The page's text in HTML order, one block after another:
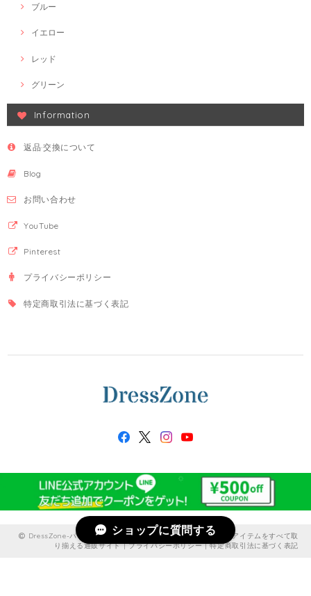
ブルー
イエロー
レッド
グリーン
Information
返品·交換について
Blog
お問い合わせ
YouTube
Pinterest
プライバシーポリシー
特定商取引法に基づく表記
DressZone-パーティードレス、プライベート、出勤服などのアイテムをすべて取
り揃える通販サイト |プライバシーポリシー|特定商取引法に基づく表記
ショップに質問する